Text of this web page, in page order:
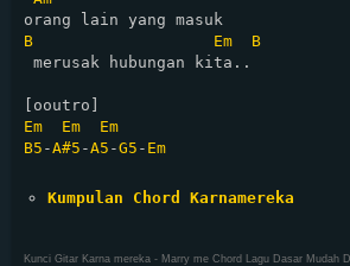
B
Em
B
merusak hubungan kita..
Em
Em
Em
B5 -A#5 -A5 -G5 - Em
Kumpulan Chord Karnamereka
Kunci Gitar Karna mereka - Marry me Chord Lagu Dasar Mudah